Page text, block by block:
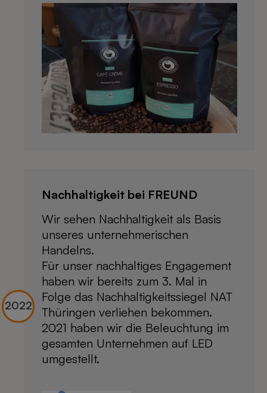
Nachhaltigkeit bei FREUND
Wir sehen Nachhaltigkeit als Basis
unseres unternehmerischen
Handelns.
Für unser nachhaltiges Engagement
haben wir bereits zum 3. Mal in
Folge das Nachhaltigkeitssiegel NAT
Thüringen verliehen bekommen.
2021 haben wir die Beleuchtung im
gesamten Unternehmen auf LED
umgestellt.